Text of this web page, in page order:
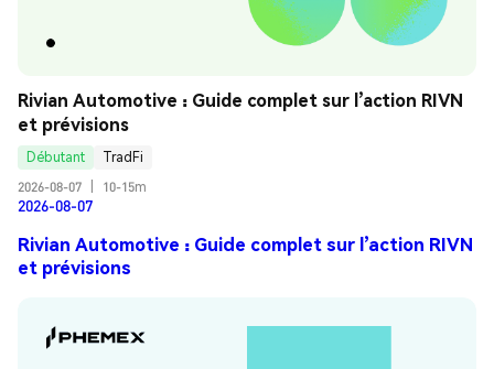
Rivian Automotive : Guide complet sur l’action RIVN
et prévisions
Débutant
TradFi
2026-08-07
10-15m
2026-08-07
Rivian Automotive : Guide complet sur l’action RIVN
et prévisions